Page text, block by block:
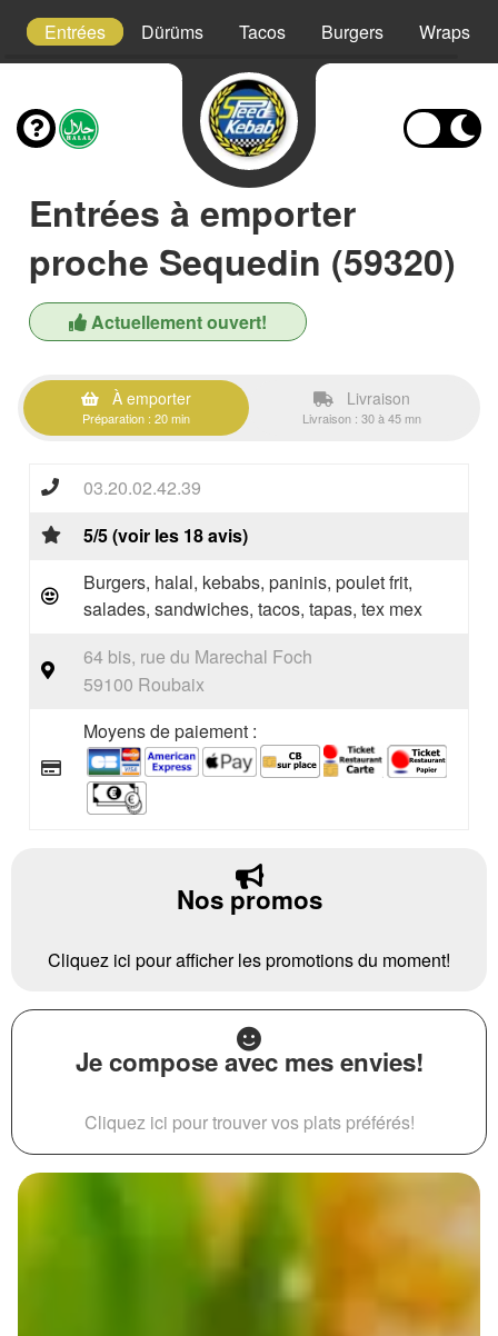
Entrées Dürüms Tacos Burgers Wraps
Entrées à emporter
proche Sequedin (59320)
Actuellement ouvert!
À emporter
Préparation : 20 min
Livraison
Livraison : 30 à 45 mn
03.20.02.42.39
5/5 (voir les 18 avis)
Burgers, halal, kebabs, paninis, poulet frit,
salades, sandwiches, tacos, tapas, tex mex
64 bis, rue du Marechal Foch
59100 Roubaix
Moyens de paiement :
Nos promos
Cliquez ici pour afficher les promotions du moment!
Je compose avec mes envies!
Cliquez ici pour trouver vos plats préférés!